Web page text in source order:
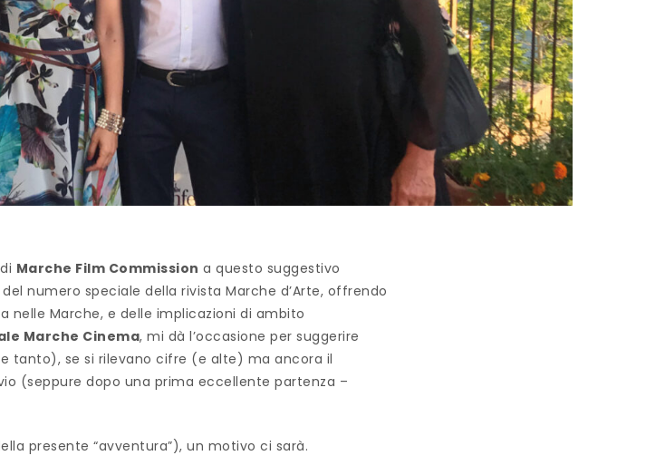
Marche Film Commission a questo suggestivo
numero speciale della rivista Marche d’Arte, offrendo
nelle Marche, e delle implicazioni di ambito
Marche Cinema, mi dà l’occasione per suggerire
tanto), se si rilevano cifre (e alte) ma ancora il
(seppure dopo una prima eccellente partenza –
presente “avventura”), un motivo ci sarà.